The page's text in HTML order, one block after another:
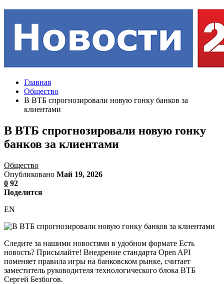
Главная
Общество
В ВТБ спрогнозировали новую гонку банков за
клиентами
В ВТБ спрогнозировали новую гонку
банков за клиентами
Общество
Опубликовано Май 19, 2026
0 92
Поделится
EN
Следите за нашими новостями в удобном формате Есть
новость? Присылайте! Внедрение стандарта Open API
поменяет правила игры на банковском рынке, считает
заместитель руководителя технологического блока ВТБ
Сергей Безбогов.